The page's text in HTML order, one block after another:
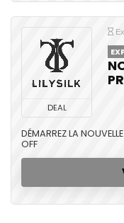
DEAL
DÉMARREZ LA
OFF